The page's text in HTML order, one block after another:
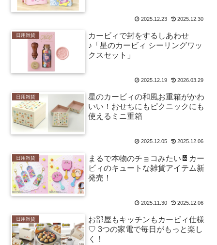
2025.12.23 2025.12.30
日用雑貨
カービィで封をするしあわせ
♪「星のカービィ シーリングワッ
クスセット」
2025.12.19 2026.03.29
日用雑貨
星のカービィの和風お重箱がかわ
いい！おせちにもピクニックにも
使えるミニ重箱
2025.12.05 2025.12.06
日用雑貨
まるで本物のチョコみたい🍫カー
ビィのキュートな雑貨アイテム新
発売！
2025.11.30 2025.12.06
日用雑貨
お部屋もキッチンもカービィ仕様
♡ 3つの家電で毎日がもっと楽し
く！